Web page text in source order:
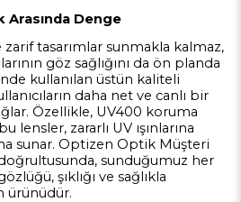
Arasında Denge
tasarımlar sunmakla kalmaz,
göz sağlığını da ön planda
kullanılan üstün kaliteli
daha net ve canlı bir
Özellikle, UV400 koruma
lensler, zararlı UV ışınlarına
sunar. Optizen Optik Müşteri
sunduğumuz her
şıklığı ve sağlıkla
ürünüdür.